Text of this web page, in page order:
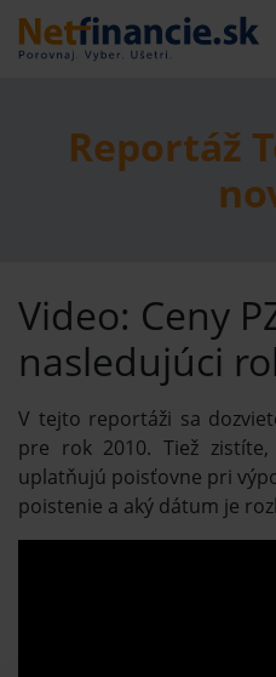
Reportáž
Video: Ceny
nasledujúci
V tejto reportáži sa
pre rok 2010. Tiež
uplatňujú poisťovne pri
poistenie a aký dátum je